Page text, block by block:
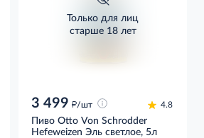
Только для лиц
старше 18 лет
3 499 д/шт 4.8
Пиво Otto Von Schrodder
Hefeweizen Эль светлое, 5л